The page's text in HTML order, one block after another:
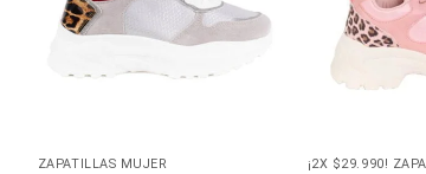
ZAPATILLAS MUJER ¡2X $29.990!